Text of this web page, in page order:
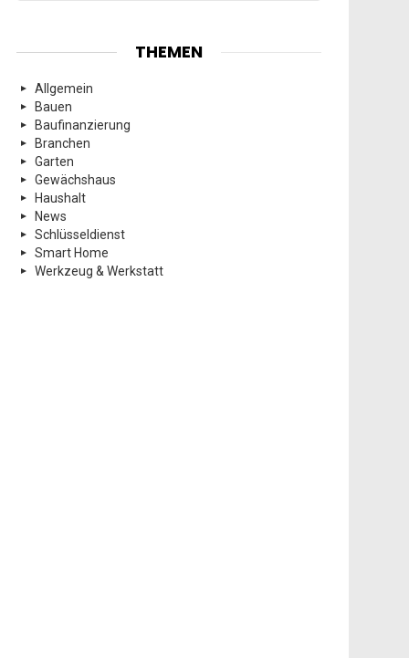
THEMEN
Allgemein
Bauen
Baufinanzierung
Branchen
Garten
Gewächshaus
Haushalt
News
Schlüsseldienst
Smart Home
Werkzeug & Werkstatt